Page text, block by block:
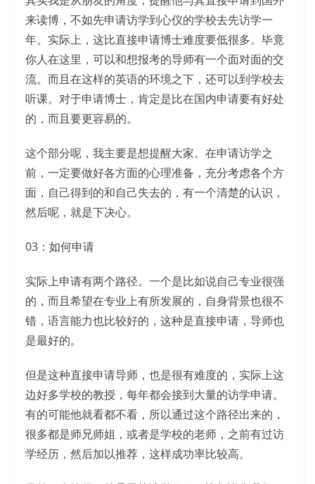
来读博，不如先申请访学到心仪的学校去先访学一
年。实际上，这比直接申请博士难度要低很多。毕竟
你人在这里，可以和想报考的导师有一个面对面的交
流。而且在这样的英语的环境之下，还可以到学校去
听课。对于申请博士，肯定是比在国内申请要有好处
的，而且要更容易的。
这个部分呢，我主要是想提醒大家。在申请访学之
前，一定要做好各方面的心理准备，充分考虑各个方
面，自己得到的和自己失去的，有一个清楚的认识，
然后呢，就是下决心。
03：如何申请
实际上申请有两个路径。一个是比如说自己专业很强
的，而且希望在专业上有所发展的，自身背景也很不
错，语言能力也比较好的，这种是直接申请，导师也
是最好的。
但是这种直接申请导师，也是很有难度的，实际上这
边好多学校的教授，每年都会接到大量的访学申请。
有的可能他就看都不看，所以通过这个路径出来的，
很多都是师兄师姐，或者是学校的老师，之前有过访
学经历，然后加以推荐，这样成功率比较高。